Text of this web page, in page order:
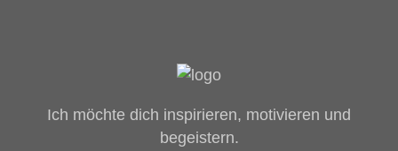
Ich möchte dich inspirieren, motivieren und
begeistern.